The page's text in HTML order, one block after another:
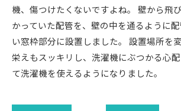
機、傷つけたくないですよね。 壁から飛
かっていた配管を、壁の中を通るように
い窓枠部分に設置しました。 設置場所を
栄えもスッキリし、洗濯機にぶつかる心
て洗濯機を使えるようになりました。